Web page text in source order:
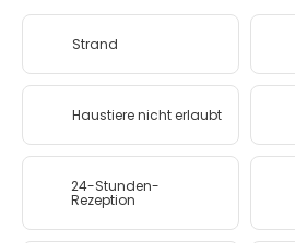
Strand
Haustiere nicht erlaubt
24-Stunden-
Rezeption